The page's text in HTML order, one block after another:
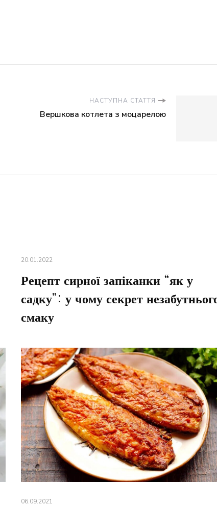
НАСТУПНА СТАТТЯ
Вершкова котлета з моцарелою
20.01.2022
Рецепт сирної запіканки “як у
садку”: у чому секрет
смаку
06.09.2021